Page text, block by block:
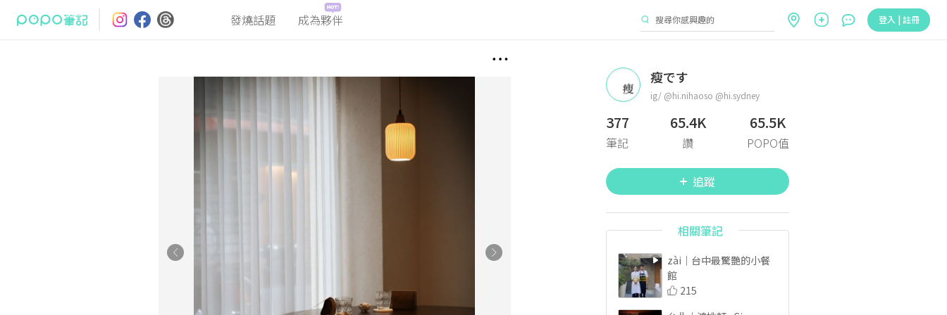
發燒話題 成為夥伴 登入 | 註冊
瘦です
ig/ @hi.nihaoso @hi.sydney
377
筆記
65.4K
讚
65.5K
POPO值
追蹤
相關筆記
zài｜台中最驚艷的小餐
館
215